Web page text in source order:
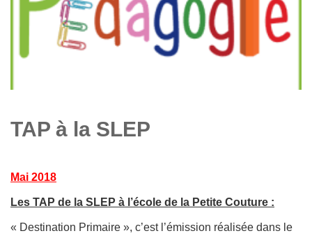
TAP à la SLEP
Mai 2018
Les TAP de la SLEP à l’école de la Petite Couture :
« Destination Primaire », c’est l’émission réalisée dans le